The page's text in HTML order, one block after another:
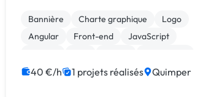
design suivant les derniers standards afin
de les rendre compatibles sur toute...
Bannière Charte graphique
Logo
Angular
Front-end
JavaScript
40 €/h 1 projets réalisés Quimper